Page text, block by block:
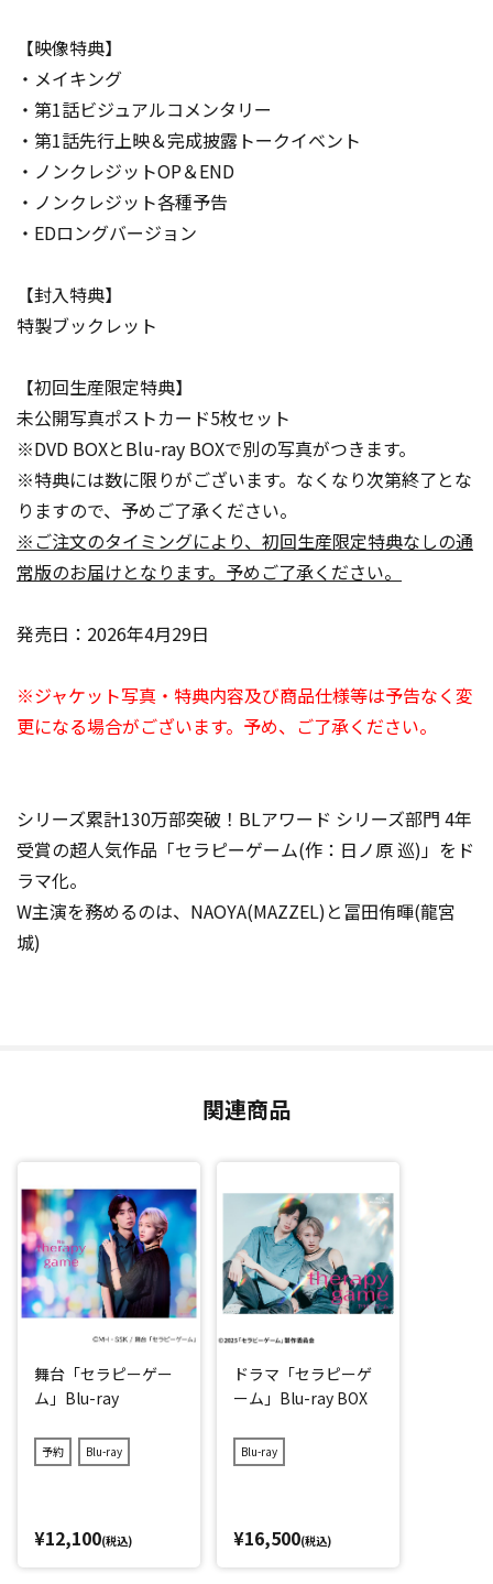
【映像特典】
・メイキング
・第1話ビジュアルコメンタリー
・第1話先行上映＆完成披露トークイベント
・ノンクレジットOP＆END
・ノンクレジット各種予告
・EDロングバージョン
【封入特典】
特製ブックレット
【初回生産限定特典】
未公開写真ポストカード5枚セット
※DVD BOXとBlu-ray BOXで別の写真がつきます。
※特典には数に限りがございます。なくなり次第終了とな
りますので、予めご了承ください。
※ご注文のタイミングにより、初回生産限定特典なしの通
常版のお届けとなります。予めご了承ください。
発売日：2026年4月29日
※ジャケット写真・特典内容及び商品仕様等は予告なく変
更になる場合がございます。予め、ご了承ください。
シリーズ累計130万部突破！BLアワード シリーズ部門 4年
受賞の超人気作品「セラピーゲーム(作：日ノ原 巡)」をド
ラマ化。
W主演を務めるのは、NAOYA(MAZZEL)と冨田侑暉(龍宮
城)
関連商品
舞台「セラピーゲー
ム」Blu-ray
予約 Blu-ray
¥12,100(税込)
ドラマ「セラピーゲ
ーム」Blu-ray BOX
Blu-ray
¥16,500(税込)